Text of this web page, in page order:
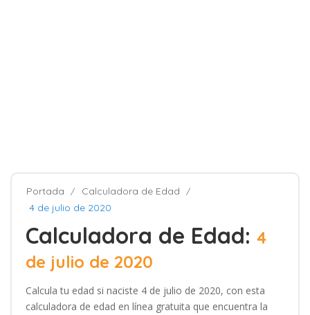
Portada
Calculadora de Edad
4 de julio de 2020
Calculadora de Edad: 4
de julio de 2020
Calcula tu edad si naciste 4 de julio de 2020, con esta
calculadora de edad en línea gratuita que encuentra la